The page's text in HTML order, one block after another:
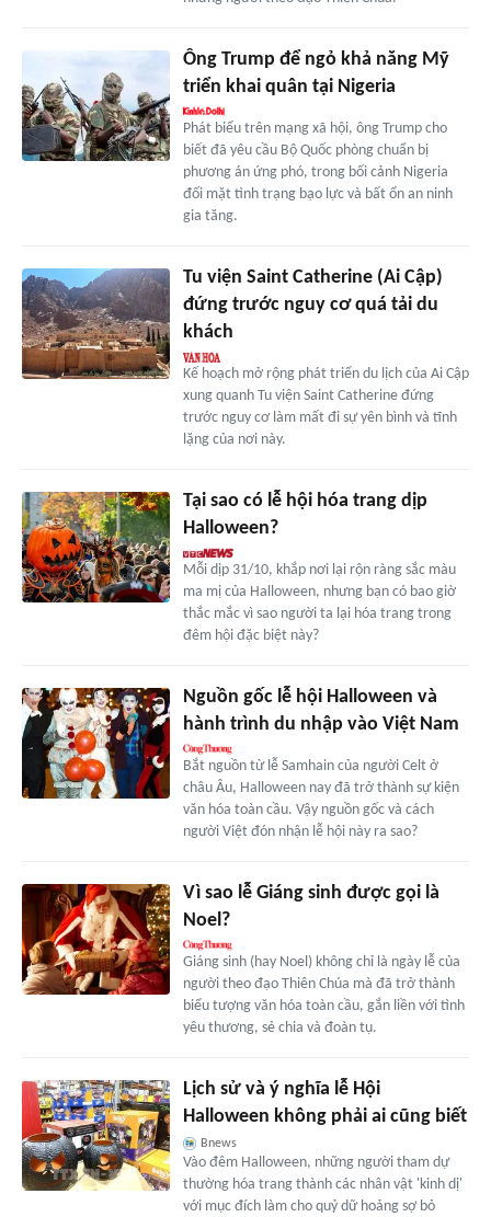
Ông Trump để ngỏ khả năng Mỹ
triển khai quân tại Nigeria
Phát biểu trên mạng xã hội, ông Trump cho
biết đã yêu cầu Bộ Quốc phòng chuẩn bị
phương án ứng phó, trong bối cảnh Nigeria
đối mặt tình trạng bạo lực và bất ổn an ninh
gia tăng.
Tu viện Saint Catherine (Ai Cập)
đứng trước nguy cơ quá tải du
khách
Kế hoạch mở rộng phát triển du lịch của Ai Cập
xung quanh Tu viện Saint Catherine đứng
trước nguy cơ làm mất đi sự yên bình và tĩnh
lặng của nơi này.
Tại sao có lễ hội hóa trang dịp
Halloween?
Mỗi dịp 31/10, khắp nơi lại rộn ràng sắc màu
ma mị của Halloween, nhưng bạn có bao giờ
thắc mắc vì sao người ta lại hóa trang trong
đêm hội đặc biệt này?
Nguồn gốc lễ hội Halloween và
hành trình du nhập vào Việt Nam
Bắt nguồn từ lễ Samhain của người Celt ở
châu Âu, Halloween nay đã trở thành sự kiện
văn hóa toàn cầu. Vậy nguồn gốc và cách
người Việt đón nhận lễ hội này ra sao?
Vì sao lễ Giáng sinh được gọi là
Noel?
Giáng sinh (hay Noel) không chỉ là ngày lễ của
người theo đạo Thiên Chúa mà đã trở thành
biểu tượng văn hóa toàn cầu, gắn liền với tình
yêu thương, sẻ chia và đoàn tụ.
Lịch sử và ý nghĩa lễ Hội
Halloween không phải ai cũng biết
Bnews
Vào đêm Halloween, những người tham dự
thường hóa trang thành các nhân vật 'kinh dị'
với mục đích làm cho quỷ dữ hoảng sợ bỏ